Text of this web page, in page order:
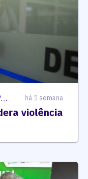
ANUÁRIO DE SEGURANÇA PÚBLICA há 1 semana
violência